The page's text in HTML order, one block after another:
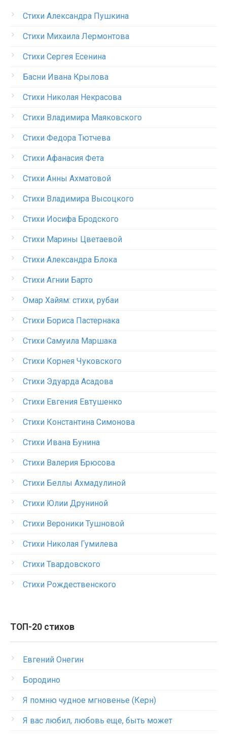
Стихи Александра Пушкина
Стихи Михаила Лермонтова
Стихи Сергея Есенина
Басни Ивана Крылова
Стихи Николая Некрасова
Стихи Владимира Маяковского
Стихи Федора Тютчева
Стихи Афанасия Фета
Стихи Анны Ахматовой
Стихи Владимира Высоцкого
Стихи Иосифа Бродского
Стихи Марины Цветаевой
Стихи Александра Блока
Стихи Агнии Барто
Омар Хайям: стихи, рубаи
Стихи Бориса Пастернака
Стихи Самуила Маршака
Стихи Корнея Чуковского
Стихи Эдуарда Асадова
Стихи Евгения Евтушенко
Стихи Константина Симонова
Стихи Ивана Бунина
Стихи Валерия Брюсова
Стихи Беллы Ахмадулиной
Стихи Юлии Друниной
Стихи Вероники Тушновой
Стихи Николая Гумилева
Стихи Твардовского
Стихи Рождественского
ТОП-20 стихов
Евгений Онегин
Бородино
Я помню чудное мгновенье (Керн)
Я вас любил, любовь еще, быть может